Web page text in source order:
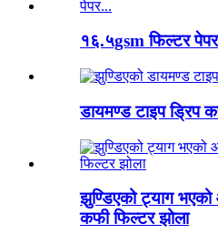
१६.५gsm फिल्टर
डायमण्ड टाइप ड्रिप
झुण्डिएको ट्याग
कफी फिल्टर झोला